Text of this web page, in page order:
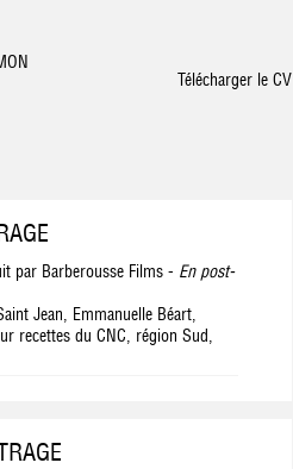
Télécharger le CV
par Barberousse Films - En post-
Jean, Emmanuelle Béart,
recettes du CNC, région Sud,